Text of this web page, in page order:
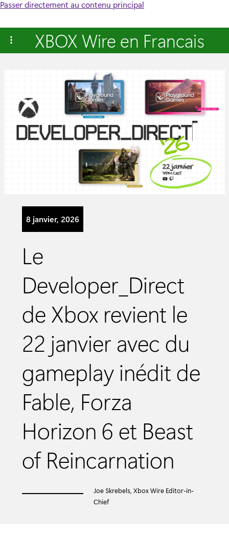
Passer directement au contenu principal
XBOX Wire en Francais
8 janvier, 2026
Le
Developer_Direct
de Xbox revient le
22 janvier avec du
gameplay inédit de
Fable, Forza
Horizon 6 et Beast
of Reincarnation
Joe Skrebels, Xbox Wire Editor-in-
Chief